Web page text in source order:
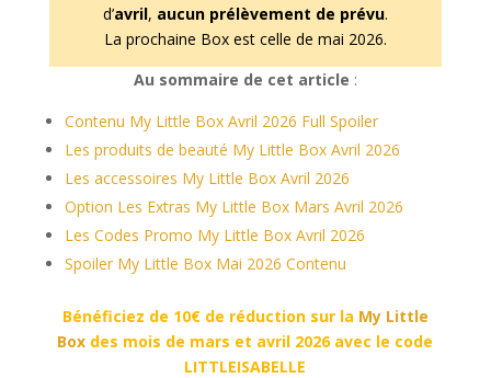
d’avril, aucun prélèvement de prévu.
La prochaine Box est celle de mai 2026.
Au sommaire de cet article :
Contenu My Little Box Avril 2026 Full Spoiler
Les produits de beauté My Little Box Avril 2026
Les accessoires My Little Box Avril 2026
Option Les Extras My Little Box Mars Avril 2026
Les Codes Promo My Little Box Avril 2026
Spoiler My Little Box Mai 2026 Contenu
Bénéficiez de 10€ de réduction sur la My Little
Box des mois de mars et avril 2026 avec le code
LITTLEISABELLE